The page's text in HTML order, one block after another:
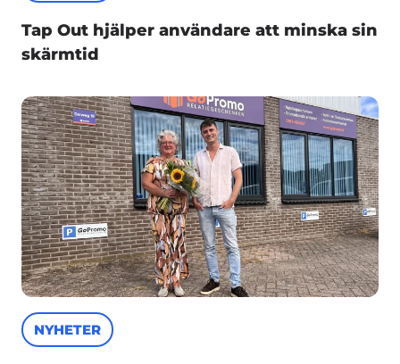
Tap Out hjälper användare att minska sin
skärmtid
NYHETER